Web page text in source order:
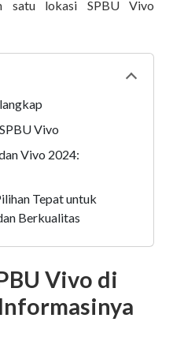
satu lokasi SPBU Vivo
Vivo
Vivo 2024:
Tepat untuk
Berkualitas
Vivo di